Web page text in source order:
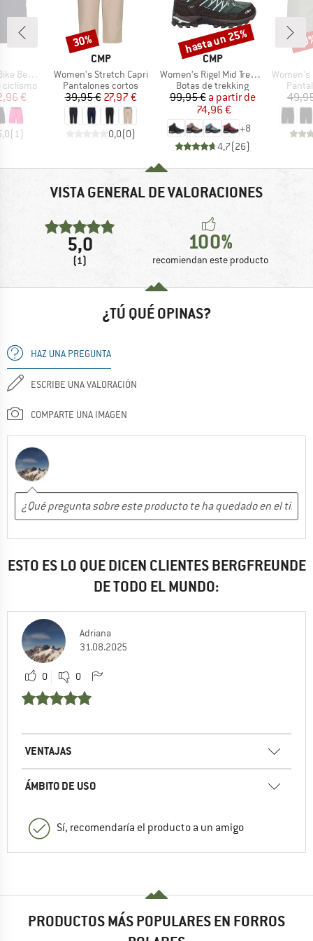
Underwear
ciclismo
reducido
€
(1)
MARCA
CMP
Artículo
Women's Stretch Capri
Product group
Pantalones cortos
Precio
39,95 €Precio reducido
27,97 €
0,0(0)
Descuento
30%
MARCA
CMP
Artículo
Women's Rigel Mid Trekking Shoes Waterproof
Product group
Botas de trekking
Precio
99,95 € Precio reducido
a partir de
74,96 €
+8
4,7(26)
Descuento
hasta un 25%
Artículo
Women's
VISTA GENERAL DE VALORACIONES
5,0
(1)
100%
recomiendan este producto
¿TÚ QUÉ OPINAS?
HAZ UNA PREGUNTA
ESCRIBE UNA VALORACIÓN
COMPARTE UNA IMAGEN
ESTO ES LO QUE DICEN CLIENTES BERGFREUNDE
DE TODO EL MUNDO:
Adriana
31.08.2025
0 0
VENTAJAS
ÁMBITO DE USO
Sí, recomendaría el producto a un amigo
PRODUCTOS MÁS POPULARES EN FORROS